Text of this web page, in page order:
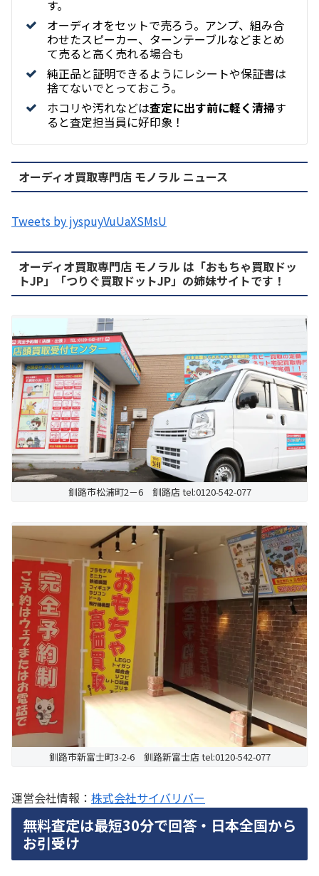
す。
オーディオをセットで売ろう。アンプ、組み合
わせたスピーカー、ターンテーブルなどまとめ
て売ると高く売れる場合も
純正品と証明できるようにレシートや保証書は
捨てないでとっておこう。
ホコリや汚れなどは査定に出す前に軽く清掃す
ると査定担当員に好印象！
オーディオ買取専門店 モノラル ニュース
Tweets by jyspuyVuUaXSMsU
オーディオ買取専門店 モノラル は「おもちゃ買取ドッ
トJP」「つりぐ買取ドットJP」の姉妹サイトです！
釧路市松浦町2－6 釧路店 tel:0120-542-077
釧路市新富士町3-2-6 釧路新富士店 tel:0120-542-077
運営会社情報： 株式会社サイバリバー
無料査定は最短30分で回答・日本全国から
お引受け